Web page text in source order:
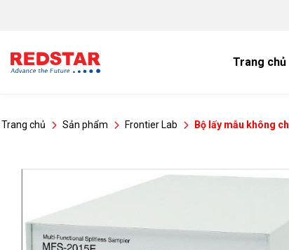
dung
Trang chủ
Trang chủ Sản phẩm Frontier Lab Bộ lấy mẫu không